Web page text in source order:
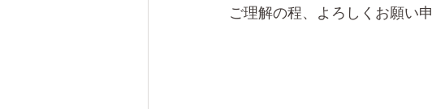
ご理解の程、よろしくお願い